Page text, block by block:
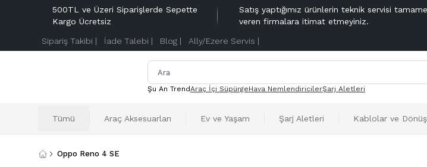
500TL ve Üzeri Siparişlerde Sepette
Kargo Ücretsiz
Satış yaptığımız ürünlerin teknik servisi
veren firmalara itimat etmeyiniz.
Sipariş Takibi | İade Talebi | Blog | Ally/Ezere Servis |
Şu An TrendAraç İçi SüpürgeHava NemlendiricilerŞarj Aletleri
Tümü Araç Aksesuarları Ev ve Yaşam Şarj Aletleri Kablolar ve
Oppo Reno 4 SE